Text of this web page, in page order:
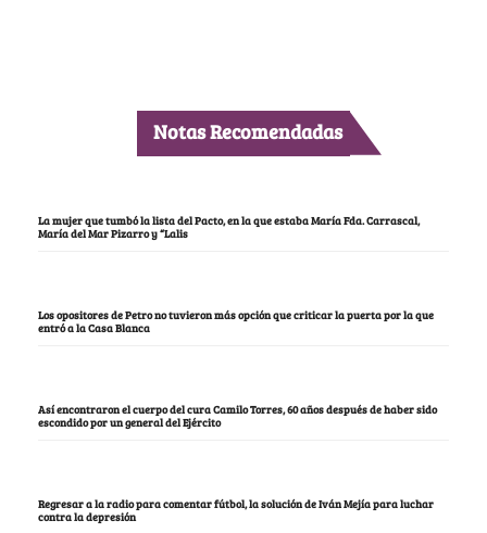
Notas Recomendadas
La mujer que tumbó la lista del Pacto, en la que estaba María Fda. Carrascal,
María del Mar Pizarro y “Lalis
Los opositores de Petro no tuvieron más opción que criticar la puerta por la que
entró a la Casa Blanca
Así encontraron el cuerpo del cura Camilo Torres, 60 años después de haber sido
escondido por un general del Ejército
Regresar a la radio para comentar fútbol, la solución de Iván Mejía para luchar
contra la depresión